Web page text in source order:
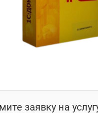
заявку на